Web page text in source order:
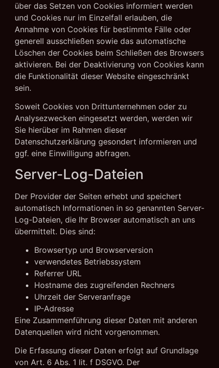
über das Setzen von Cookies informiert werden
und Cookies nur im Einzelfall erlauben, die
Annahme von Cookies für bestimmte Fälle oder
generell ausschließen sowie das automatische
Löschen der Cookies beim Schließen des Browsers
aktivieren. Bei der Deaktivierung von Cookies kann
die Funktionalität dieser Website eingeschränkt
sein.
Soweit Cookies von Drittunternehmen oder zu
Analysezwecken eingesetzt werden, werden wir
Sie hierüber im Rahmen dieser
Datenschutzerklärung gesondert informieren und
ggf. eine Einwilligung abfragen.
Server-Log-Dateien
Der Provider der Seiten erhebt und speichert
automatisch Informationen in so genannten Server-
Log-Dateien, die Ihr Browser automatisch an uns
übermittelt. Dies sind:
Browsertyp und Browserversion
verwendetes Betriebssystem
Referrer URL
Hostname des zugreifenden Rechners
Uhrzeit der Serveranfrage
IP-Adresse
Eine Zusammenführung dieser Daten mit anderen
Datenquellen wird nicht vorgenommen.
Die Erfassung dieser Daten erfolgt auf Grundlage
von Art. 6 Abs. 1 lit. f DSGVO. Der